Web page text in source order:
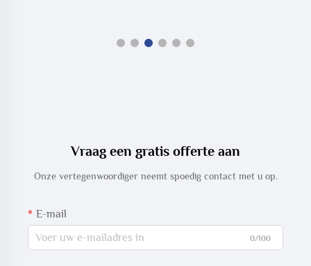
Vraag een gratis offerte aan
Onze vertegenwoordiger neemt spoedig contact met u op.
E-mail
0/100